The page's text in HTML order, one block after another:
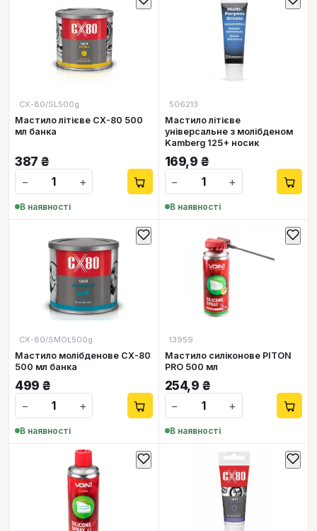
СХ-80/SL500g
Мастило літієве CX-80 500
мл банка
387 ₴
−
+
В наявності
506213
Мастило літієве
універсальне з молібденом
Kamberg 125+ носик
169,9 ₴
−
+
В наявності
СХ-80/SMOL500g
Мастило молібденове CX-80
500 мл банка
499 ₴
−
+
В наявності
13959
Мастило силіконове PITON
PRO 500 мл
254,9 ₴
−
+
В наявності